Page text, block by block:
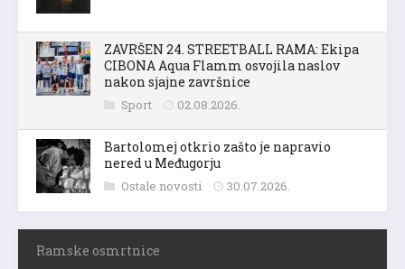
ZAVRŠEN 24. STREETBALL RAMA: Ekipa
CIBONA Aqua Flamm osvojila naslov
nakon sjajne završnice
Sport 02.08.2026.
Bartolomej otkrio zašto je napravio
nered u Međugorju
Ostale novosti 30.07.2026.
Ramske osmrtnice